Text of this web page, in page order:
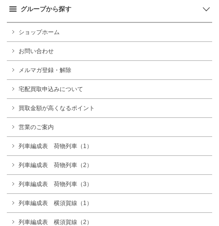
グループから探す
ショップホーム
お問い合わせ
メルマガ登録・解除
宅配買取申込みについて
買取金額が高くなるポイント
営業のご案内
列車編成表 荷物列車（1）
列車編成表 荷物列車（2）
列車編成表 荷物列車（3）
列車編成表 横須賀線（1）
列車編成表 横須賀線（2）